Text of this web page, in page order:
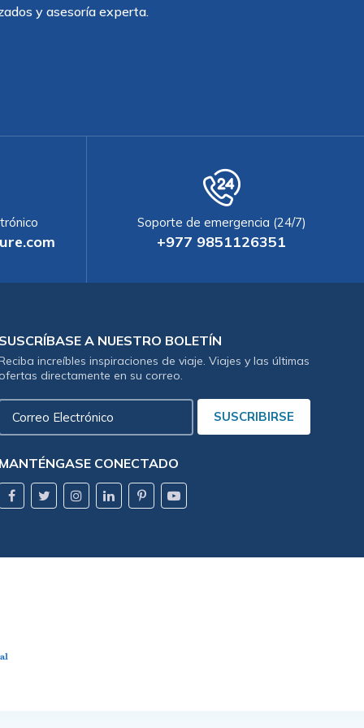
y asesoría experta.
Soporte de emergencia (24/7)
+977 9851126351
A NUESTRO BOLETÍN
increíbles inspiraciones de viaje. Viajes y las últimas
directamente en su correo.
Correo SUSCRIBIRSE
CONECTADO